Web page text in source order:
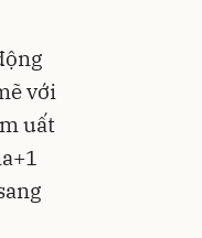
với
uất